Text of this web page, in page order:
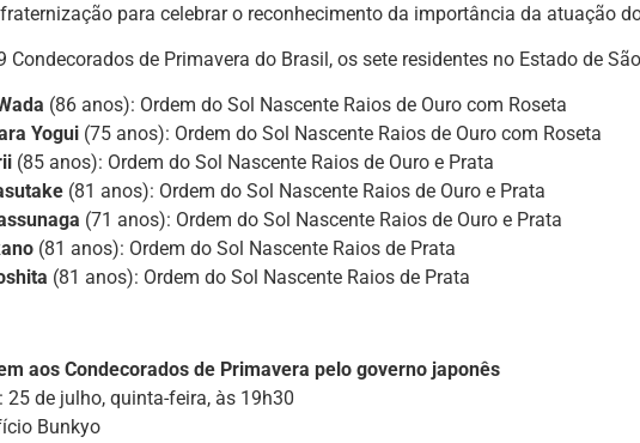
para celebrar o reconhecimento da importância da atuação
Condecorados de Primavera do Brasil, os sete residentes no Estado de
(86 anos): Ordem do Sol Nascente Raios de Ouro com Roseta
Yogui (75 anos): Ordem do Sol Nascente Raios de Ouro com Roseta
(85 anos): Ordem do Sol Nascente Raios de Ouro e Prata
(81 anos): Ordem do Sol Nascente Raios de Ouro e Prata
(71 anos): Ordem do Sol Nascente Raios de Ouro e Prata
(81 anos): Ordem do Sol Nascente Raios de Prata
(81 anos): Ordem do Sol Nascente Raios de Prata
aos Condecorados de Primavera pelo governo japonês
: 25 de julho, quinta-feira, às 19h30
Bunkyo